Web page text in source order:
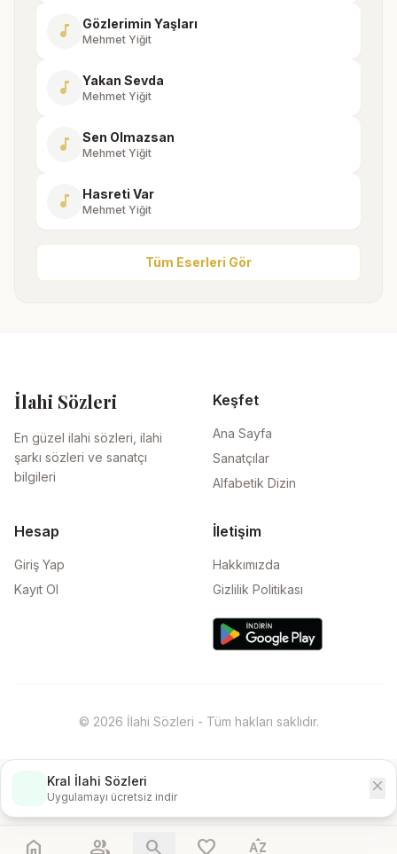
music_note Gözlerimin Yaşları
Mehmet Yiğit
music_note Yakan Sevda
Mehmet Yiğit
music_note Sen Olmazsan
Mehmet Yiğit
music_note Hasreti Var
Mehmet Yiğit
Tüm Eserleri Gör
İlahi Sözleri
En güzel ilahi sözleri, ilahi
şarkı sözleri ve sanatçı
bilgileri
Keşfet
Ana Sayfa
Sanatçılar
Alfabetik Dizin
Hesap
Giriş Yap
Kayıt Ol
İletişim
Hakkımızda
Gizlilik Politikası
© 2026 İlahi Sözleri - Tüm hakları saklıdır.
Kral İlahi Sözleri
Uygulamayı ücretsiz indir
close
home people search favorite sort_by_alpha